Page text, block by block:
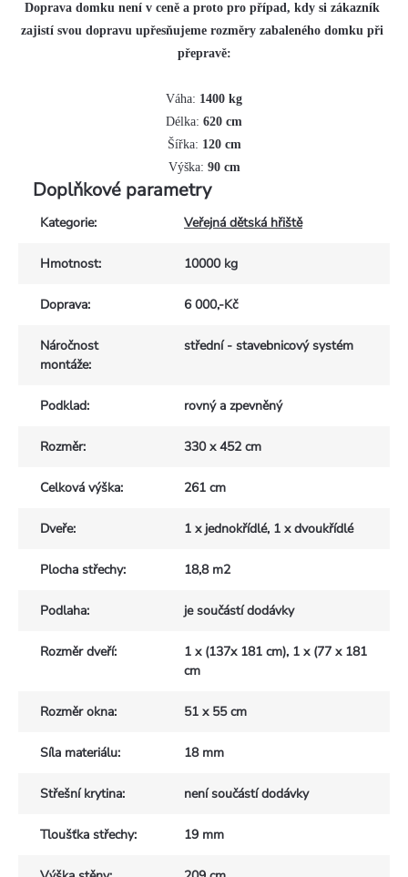
Doprava domku není v ceně a proto pro případ, kdy si zákazník
zajistí svou dopravu upřesňujeme rozměry zabaleného domku při
přepravě:
Váha: 1400 kg
Délka: 620 cm
Šířka: 120 cm
Výška: 90 cm
Doplňkové parametry
Kategorie: Veřejná dětská hřiště
Hmotnost: 10000 kg
Doprava: 6 000,-Kč
Náročnost
montáže:
střední - stavebnicový systém
Podklad: rovný a zpevněný
Rozměr: 330 x 452 cm
Celková výška: 261 cm
Dveře: 1 x jednokřídlé, 1 x dvoukřídlé
Plocha střechy: 18,8 m2
Podlaha: je součástí dodávky
Rozměr dveří:
1 x (137x 181 cm), 1 x (77 x 181
cm
Rozměr okna: 51 x 55 cm
Síla materiálu: 18 mm
Střešní krytina: není součástí dodávky
Tloušťka střechy: 19 mm